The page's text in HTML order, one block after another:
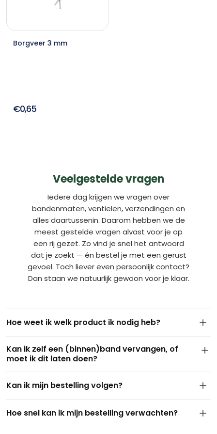
Borgveer 3 mm
€0,65
Veelgestelde vragen
Iedere dag krijgen we vragen over
bandenmaten, ventielen, verzendingen en
alles daartussenin. Daarom hebben we de
meest gestelde vragen alvast voor je op
een rij gezet. Zo vind je snel het antwoord
dat je zoekt — én bestel je met een gerust
gevoel. Toch liever even persoonlijk contact?
Dan staan we natuurlijk gewoon voor je klaar.
Hoe weet ik welk product ik nodig heb?
huidige buitenband. Dit ziet er bijvoorbeeld zo uit: 4.10/3.50-
4 of 3.50-8. Gebruik deze maat om via onze filters het juiste
gerust een berichtje of een foto via
— we helpen
Kan ik zelf een (binnen)band vervangen, of
moet ik dit laten doen?
buitenband vervangen met watbasisgereedschap
. Vooral
Twijfel je of heb je geen ervaring? Vraag dan eventueel hulp
aan iemand in de buurt of je lokale fietsenmaker — maar
Kan ik mijn bestelling volgen?
ons een e-mail met een track & trace link. Zo kun je op elk
Hoe snel kan ik mijn bestelling verwachten?